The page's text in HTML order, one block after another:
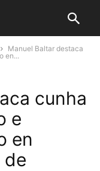
Manuel Baltar destaca
en...
cunha
e
en
de